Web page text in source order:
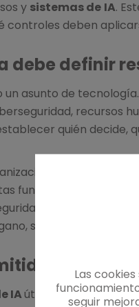
y sistemas de IA.
controles deben
debe definir
un asunto de
recursos
quién decide,
será
funciones a un
de la
sino que exista un
IAútil debe distinguir
Las
seguir